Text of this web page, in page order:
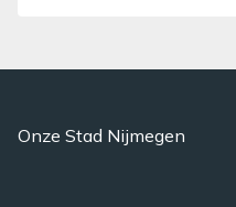
Onze Stad Nijmegen